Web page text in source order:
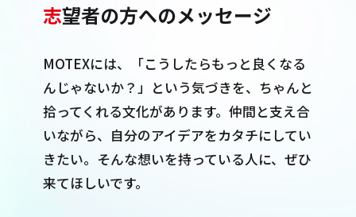
志望者の方へのメッセージ
MOTEXには、「こうしたらもっと良くなる
んじゃないか？」という気づきを、ちゃんと
拾ってくれる文化があります。仲間と支え合
いながら、自分のアイデアをカタチにしてい
きたい。そんな想いを持っている人に、ぜひ
来てほしいです。